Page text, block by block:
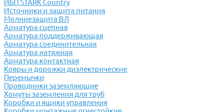
ИБП STARK Country
Источники и защита питания
Молниезащита ВЛ
Арматура сцепная
Арматура поддерживающая
Арматура соединительная
Арматура натяжная
Арматура контактная
Ковры и дорожки диэлектрические
Перемычки
Проводники заземляющие
Хомуты заземления для труб
Коробки и ящики управления